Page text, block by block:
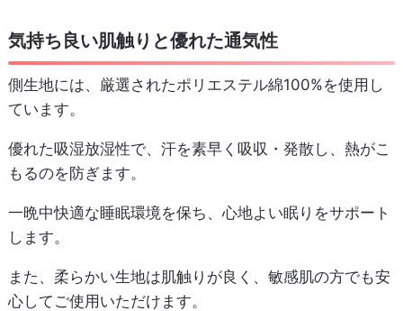
気持ち良い肌触りと優れた通気性
側生地には、厳選されたポリエステル綿100%を使用し
ています。
優れた吸湿放湿性で、汗を素早く吸収・発散し、熱がこ
もるのを防ぎます。
一晩中快適な睡眠環境を保ち、心地よい眠りをサポート
します。
また、柔らかい生地は肌触りが良く、敏感肌の方でも安
心してご使用いただけます。